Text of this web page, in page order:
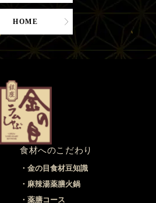
HOME
食材へのこだわり
金の目食材豆知識
麻辣湯薬膳火鍋
薬膳コース